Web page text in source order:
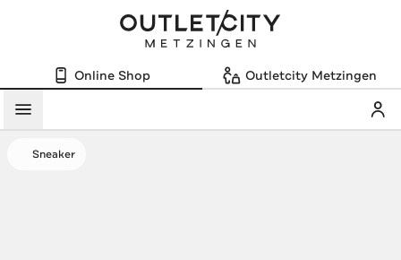
Online Shop Outletcity Metzingen
Menü
Sneaker